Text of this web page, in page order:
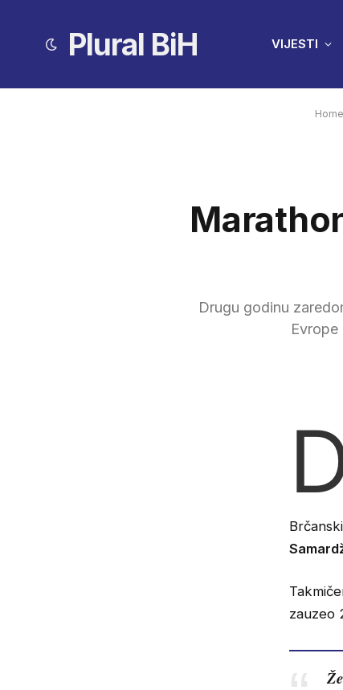
Plural BiH VIJESTI
Home
Drugu godinu
zauzeo